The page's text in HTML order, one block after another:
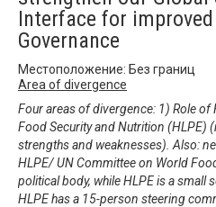
Interface for
Governance
Местоположение: Без границ
Area of divergence
Four areas of divergence: 1) Role of
Food Security and Nutrition (HLPE)
strengths and weaknesses). Also:
HLPE/ UN Committee on World
political body, while HLPE is a small
HLPE has a 15-person steering